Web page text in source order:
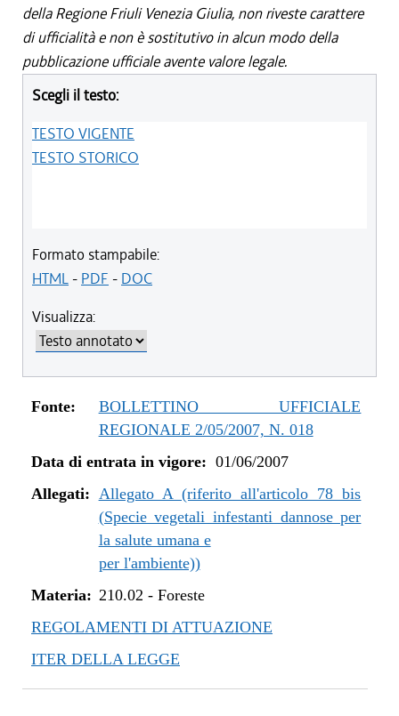
della Regione Friuli Venezia Giulia, non riveste carattere
di ufficialità e non è sostitutivo in alcun modo della
pubblicazione ufficiale avente valore legale.
Scegli il testo:
TESTO VIGENTE
TESTO STORICO
Formato stampabile:
HTML- PDF - DOC
Visualizza:
Fonte:
BOLLETTINO UFFICIALE
REGIONALE 2/05/2007, N. 018
Data di entrata in vigore: 01/06/2007
Allegati: Allegato A (riferito all'articolo 78 bis
(Specie vegetali infestanti dannose per
la salute umana e
per l'ambiente))
Materia: 210.02 - Foreste
REGOLAMENTI DI ATTUAZIONE
ITER DELLA LEGGE